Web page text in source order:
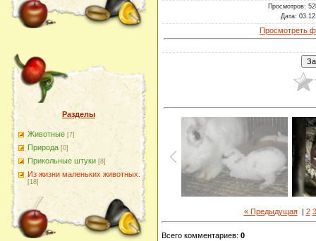
Разделы
Животные [7]
Природа [0]
Прикольные штуки [8]
Из жизни маленьких животных.
[18]
Просмотров:
Дата:
Просмотреть
« Предыдущая| 2 3
Всего комментариев: 0